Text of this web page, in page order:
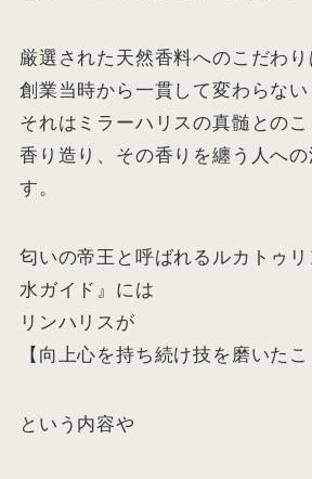
厳選された天然香料へのこだわり
創業当時から一貫して変わらない
それはミラーハリスの真髄との
香り造り、その香りを纏う人への
す。
匂いの帝王と呼ばれるルカトゥ
水ガイド』には
リンハリスが
【向上心を持ち続け技を磨いたこ
という内容や